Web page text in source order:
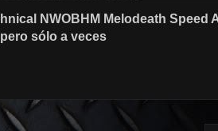
NWOBHM Melodeath Speed
sólo a veces